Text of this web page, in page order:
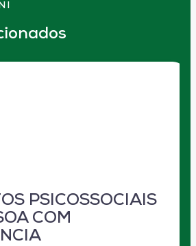
PSICOSSOCIAIS
COM